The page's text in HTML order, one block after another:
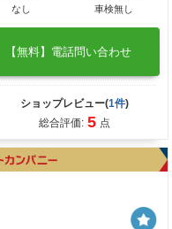
なし
車検無し
【無料】電話問い合わせ
ショップレビュー(1件)
総合評価: 5 点